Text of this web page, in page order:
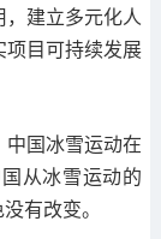
建立多元化人
目可持续发展
国冰雪运动在
从冰雪运动的
有改变。